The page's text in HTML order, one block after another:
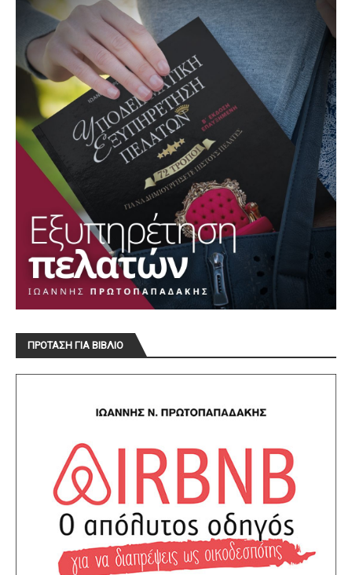
ΠΡΟΤΑΣΗ ΓΙΑ ΒΙΒΛΙΟ